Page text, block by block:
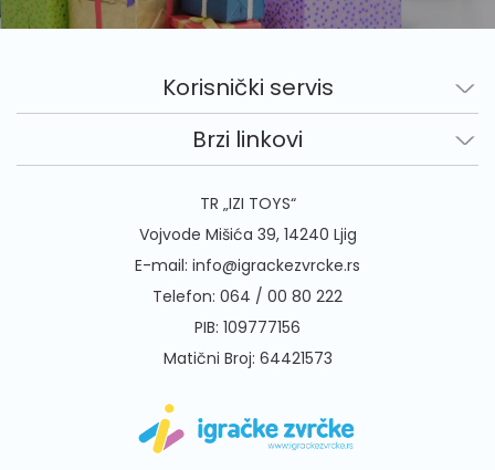
Korisnički servis
Brzi linkovi
TR „IZI TOYS“
Vojvode Mišića 39, 14240 Ljig
E-mail: info@igrackezvrcke.rs
Telefon: 064 / 00 80 222
PIB: 109777156
Matični Broj: 64421573